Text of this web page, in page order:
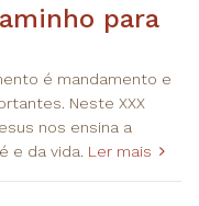
para
é mandamento e
Neste XXX
nos ensina a
e da vida. Ler mais